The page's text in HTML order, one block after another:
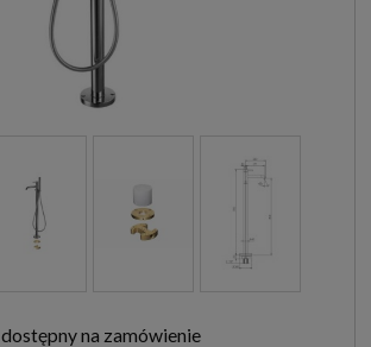
dostępny na zamówienie